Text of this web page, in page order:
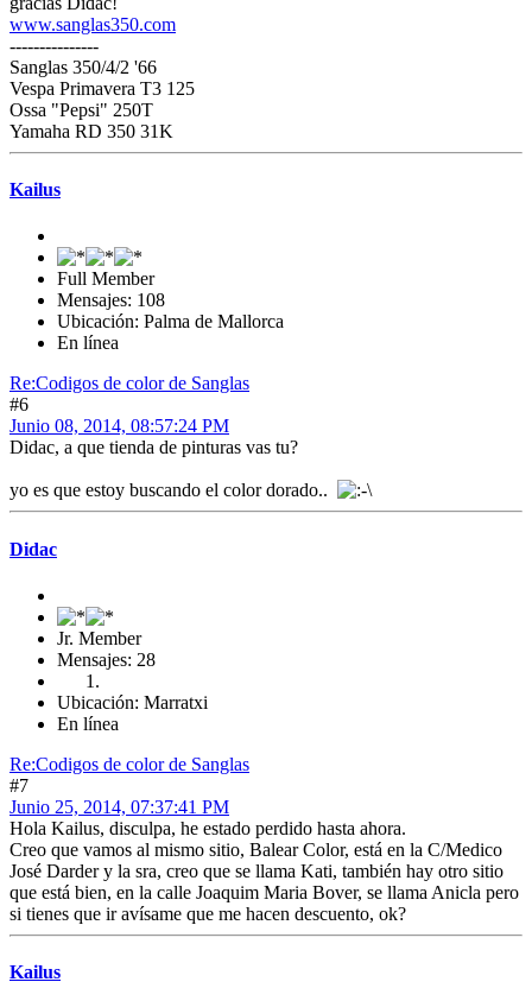
www.sanglas350.com
---------------
Sanglas 350/4/2 '66
Vespa Primavera T3 125
Ossa "Pepsi" 250T
Yamaha RD 350 31K
Kailus
Full Member
Mensajes: 108
Ubicación: Palma de Mallorca
En línea
Re:Codigos de color de Sanglas
#6
Junio 08, 2014, 08:57:24 PM
Didac, a que tienda de pinturas vas tu?
yo es que estoy buscando el color dorado..
Didac
Jr. Member
Mensajes: 28
Ubicación: Marratxi
En línea
Re:Codigos de color de Sanglas
#7
Junio 25, 2014, 07:37:41 PM
Hola Kailus, disculpa, he estado perdido hasta ahora.
Creo que vamos al mismo sitio, Balear Color, está en la C/Medico
José Darder y la sra, creo que se llama Kati, también hay otro sitio
que está bien, en la calle Joaquim Maria Bover, se llama Anicla pero
si tienes que ir avísame que me hacen descuento, ok?
Kailus